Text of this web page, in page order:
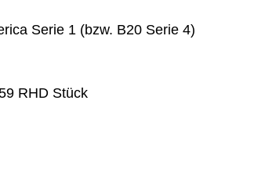
Serie 1 (bzw. B20 Serie 4)
RHD Stück